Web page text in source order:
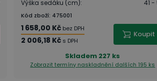
Výška sedáku (cm): 41 -
Kód zboží: 475001
1 658,00 Kč bez DPH
2 006,18 Kč s DPH
Koupit
Skladem 227 ks
Zobrazit termíny naskladnění dalších 195 ks